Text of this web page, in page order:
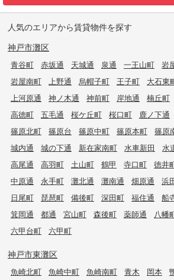
人気のエリアから賃貸物件を探す
神戸市灘区
青谷町 赤坂通 天城通 泉通 一王山町 岩
岩屋南町
上野通 烏帽子町 王子町 大石東
上河原通
神ノ木通 神前町 岸地通 楠丘町
高徳町
五毛通 桜ケ丘町 桜口町 鹿ノ下通
篠原北町
篠原台 篠原中町 篠原本町 篠原
城内通
城の下通 新在家南町 水車新田 水
高尾通
高羽町 土山町 鶴甲 寺口町 徳井
中原通
永手町 灘北通 灘南通 畑原通 浜
日尾町
琵琶町 備後町 深田町 福住通 船
箕岡通
都通 宮山町 森後町 薬師通 八幡
六甲台町
六甲町
神戸市東灘区
魚崎北町 魚崎中町 魚崎南町 青木 岡本